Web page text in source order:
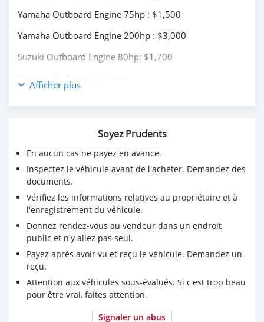
Yamaha Outboard Engine 75hp : $1,500
Yamaha Outboard Engine 200hp : $3,000
Suzuki Outboard Engine 80hp: $1,700
75Hp,85Hp,90Hp,115Hp,200Hp,300Hp
75Hp,85Hp,90Hp,115Hp,200Hp,300Hp
WHATSAPP NUMBER: +13172236827
CONTACT EMAIL: lucansachezs@hotmail.com
Afficher plus
Soyez Prudents
En aucun cas ne payez en avance.
Inspectez le véhicule avant de l'acheter. Demandez des
documents.
Vérifiez les informations relatives au propriétaire et à
l'enregistrement du véhicule.
Donnez rendez-vous au vendeur dans un endroit
public et n'y allez pas seul.
Payez après avoir vu et reçu le véhicule. Demandez un
reçu.
Attention aux véhicules sous-évalués. Si c'est trop beau
pour être vrai, faites attention.
Signaler un abus